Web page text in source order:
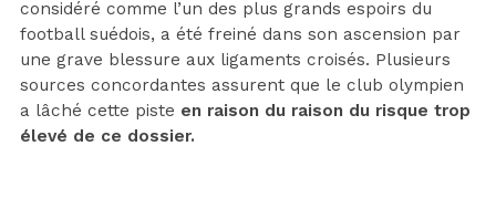
considéré comme l’un des plus grands espoirs du
football suédois, a été freiné dans son ascension par
une grave blessure aux ligaments croisés. Plusieurs
sources concordantes assurent que le club olympien
a lâché cette piste en raison du raison du risque trop
élevé de ce dossier.